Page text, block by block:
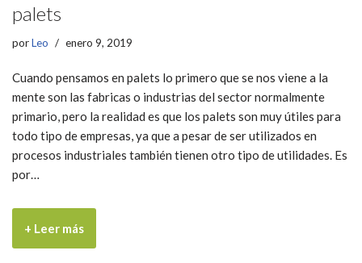
palets
porLeo enero 9, 2019
Cuando pensamos en palets lo primero que se nos viene a la
mente son las fabricas o industrias del sector normalmente
primario, pero la realidad es que los palets son muy útiles para
todo tipo de empresas, ya que a pesar de ser utilizados en
procesos industriales también tienen otro tipo de utilidades. Es
por…
+ Leer más